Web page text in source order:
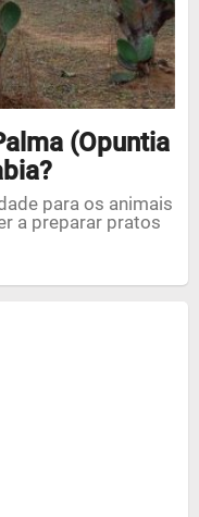
(Opuntia
para os animais
a preparar pratos